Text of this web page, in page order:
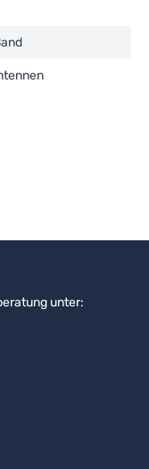
unter: